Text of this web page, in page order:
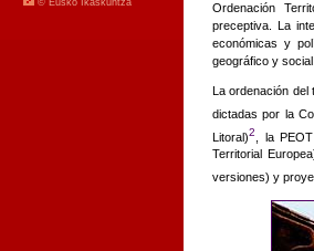
Ordenación
preceptiva. La
económicas y
geográfico y
La ordenación del
dictadas por la
Litoral)2
, la
Territorial
versiones) y